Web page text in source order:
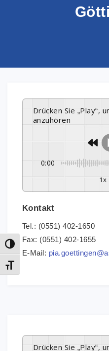
Umschalten auf hohe Kontraste
Schrift vergrößern
Drücken Sie „Play“, um diesen Inhalt
Drücken Sie „Play“, um diesen Inhalt
anzuhören
0:00
1x
Kontakt
Tel.: (0551) 402-1650
Fax: (0551) 402-1655
E-Mail: